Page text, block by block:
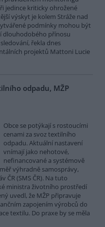
jedince kriticky ohrožené
výskyt je kolem Stráže nad
podmínky mohou být
dlouhodobého přínosu
řekla dnes
projektů Mattoni Lucie
odpadu, MŽP
Obce se potýkají s rostoucími
cenami za svoz textilního
odpadu. Aktuální nastavení
vnímají jako nehotové,
nefinancované a systémově
výhradně samosprávy,
ČR (SMS ČR). Na tuto
ministra životního prostředí
uvedl, že MŽP připravuje
zapojením výrobců do
textilu. Do praxe by se měla